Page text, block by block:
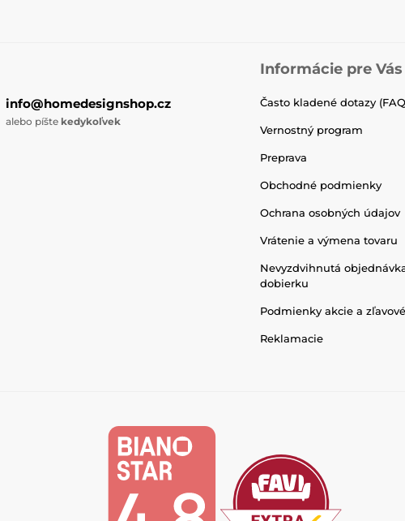
info@homedesignshop.cz
alebo píšte kedykoľvek
Informácie pre Vás
Často kladené dotazy
Vernostný program
Preprava
Obchodné podmienky
Ochrana osobných údajov
Vrátenie a výmena tovaru
Nevyzdvihnutá
dobierku
Podmienky akcie a
Reklamacie